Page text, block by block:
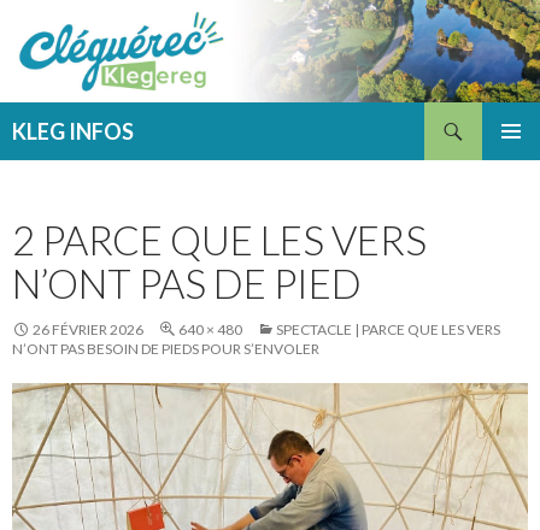
KLEG INFOS
2 PARCE QUE LES VERS
N’ONT PAS DE PIED
26 FÉVRIER 2026 640 × 480
SPECTACLE | PARCE QUE LES VERS
N’ONT PAS BESOIN DE PIEDS POUR S’ENVOLER